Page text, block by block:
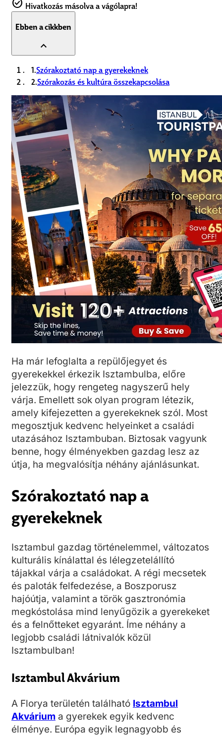
check_circle Hivatkozás másolva a vágólapra!
Ebben a cikkben
expand_less
1.Szórakoztató nap a gyerekeknek
2.Szórakozás és kultúra összekapcsolása
Ha már lefoglalta a repülőjegyet és
gyerekekkel érkezik Isztambulba, előre
jelezzük, hogy rengeteg nagyszerű hely
várja. Emellett sok olyan program létezik,
amely kifejezetten a gyerekeknek szól. Most
megosztjuk kedvenc helyeinket a családi
utazásához Isztambuban. Biztosak vagyunk
benne, hogy élményekben gazdag lesz az
útja, ha megvalósítja néhány ajánlásunkat.
Szórakoztató nap a
gyerekeknek
Isztambul gazdag történelemmel, változatos
kulturális kínálattal és lélegzetelállító
tájakkal várja a családokat. A régi mecsetek
és paloták felfedezése, a Boszporusz
hajóútja, valamint a török gasztronómia
megkóstolása mind lenyűgözik a gyerekeket
és a felnőtteket egyaránt. Íme néhány a
legjobb családi látnivalók közül
Isztambulban!
Isztambul Akvárium
A Florya területén található Isztambul
Akvárium a gyerekek egyik kedvenc
élménye. Európa egyik legnagyobb és